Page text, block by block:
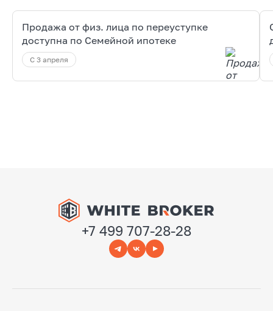
Продажа от физ. лица по переуступке
доступна по Семейной ипотеке
С 3 апреля
+7 499 707-28-28